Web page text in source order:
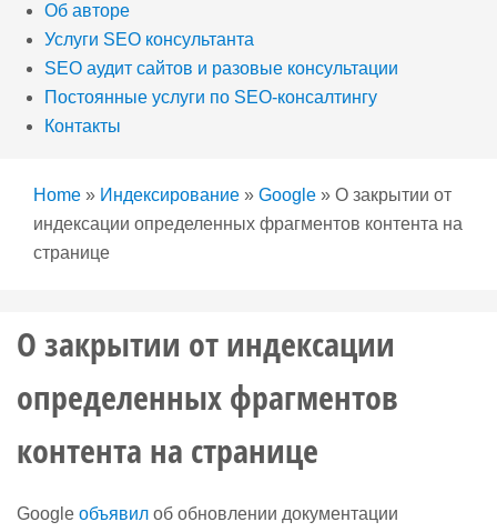
Об авторе
Услуги SEO консультанта
SEO аудит сайтов и разовые консультации
Постоянные услуги по SEO-консалтингу
Контакты
Home » Индексирование » Google » О закрытии от
индексации определенных фрагментов контента на
странице
О закрытии от индексации
определенных фрагментов
контента на странице
Google объявил об обновлении документации